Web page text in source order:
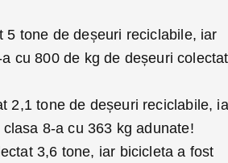
5 tone de deșeuri reciclabile, iar
cu 800 de kg de deșeuri
2,1 tone de deșeuri reciclabile,
8-a cu 363 kg adunate!
3,6 tone, iar bicicleta a fost